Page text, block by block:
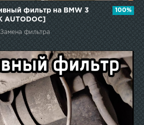
фильтр на BMW 3
Замена фильтра
100%